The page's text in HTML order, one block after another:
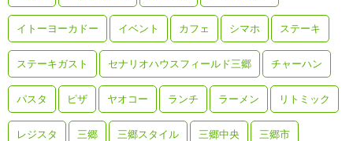
イトーヨーカドー イベント カフェ シマホ ステーキ
ステーキガスト セナリオハウスフィールド三郷 チャーハン
パスタ ピザ ヤオコー ランチ ラーメン リトミック
レジスタ 三郷 三郷スタイル 三郷中央 三郷市